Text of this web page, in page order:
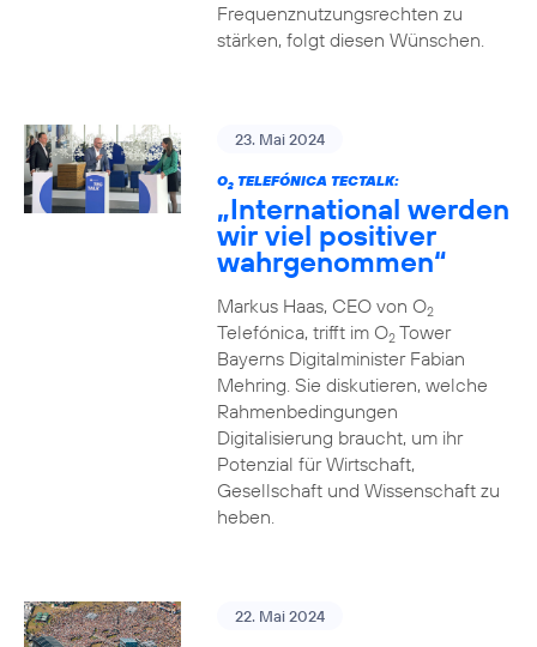
Frequenznutzungsrechten zu
stärken, folgt diesen Wünschen.
23. Mai 2024
O2TELEFÓNICA TECTALK:
„International werden
wir viel positiver
wahrgenommen“
Markus Haas, CEO von O2
Telefónica, trifft im O2Tower
Bayerns Digitalminister Fabian
Mehring. Sie diskutieren, welche
Rahmenbedingungen
Digitalisierung braucht, um ihr
Potenzial für Wirtschaft,
Gesellschaft und Wissenschaft zu
heben.
22. Mai 2024